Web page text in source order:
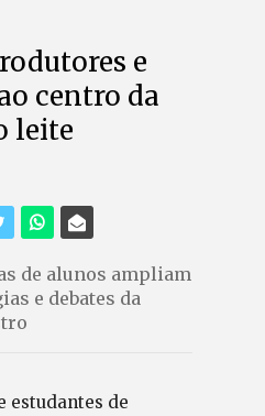
e
centro da
leite
de alunos ampliam
e debates da
estudantes de